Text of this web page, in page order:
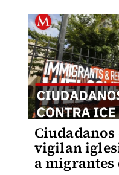
vigilan
a migrantes